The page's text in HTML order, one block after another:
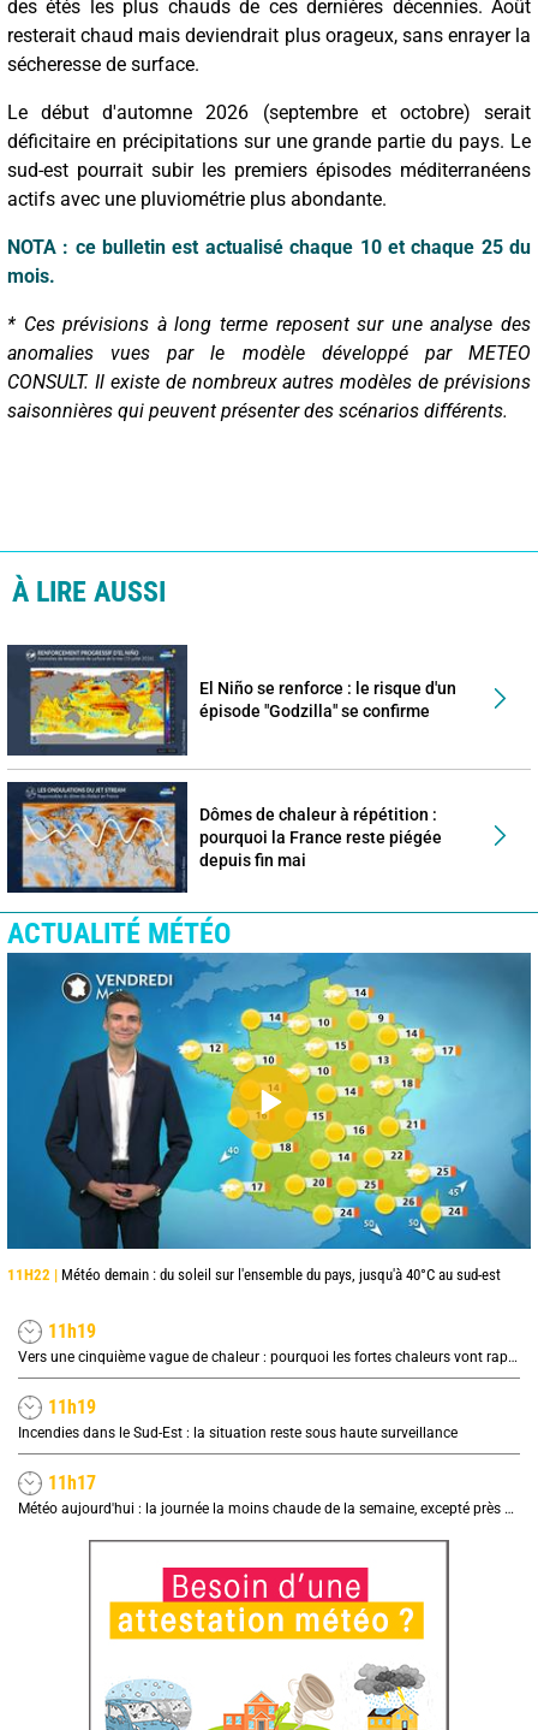
des étés les plus chauds de ces dernières décennies. Août
resterait chaud mais deviendrait plus orageux, sans enrayer la
sécheresse de surface.
Le début d'automne 2026 (septembre et octobre) serait
déficitaire en précipitations sur une grande partie du pays. Le
sud-est pourrait subir les premiers épisodes méditerranéens
actifs avec une pluviométrie plus abondante.
NOTA : ce bulletin est actualisé chaque 10 et chaque 25 du
mois.
* Ces prévisions à long terme reposent sur une analyse des
anomalies vues par le modèle développé par METEO
CONSULT. Il existe de nombreux autres modèles de prévisions
saisonnières qui peuvent présenter des scénarios différents.
À LIRE AUSSI
El Niño se renforce : le risque d'un
épisode "Godzilla" se confirme
Dômes de chaleur à répétition :
pourquoi la France reste piégée
depuis fin mai
ACTUALITÉ MÉTÉO
11H22 | Météo demain : du soleil sur l'ensemble du pays, jusqu'à 40°C au sud-est
11h19
Vers une cinquième vague de chaleur : pourquoi les fortes chaleurs vont rapidement revenir en France
11h19
Incendies dans le Sud-Est : la situation reste sous haute surveillance
11h17
Météo aujourd'hui : la journée la moins chaude de la semaine, excepté près de la Méditerranée